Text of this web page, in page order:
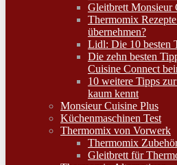
Gleitbrett Monsieur
Thermomix
übernehmen?
Lidl: Die 10 besten
Die zehn besten
Cuisine Connect
10 weitere Tipps
kaum kennt
Monsieur Cuisine Plus
Küchenmaschinen Test
Thermomix von Vorwerk
Thermomix
Gleitbrett für